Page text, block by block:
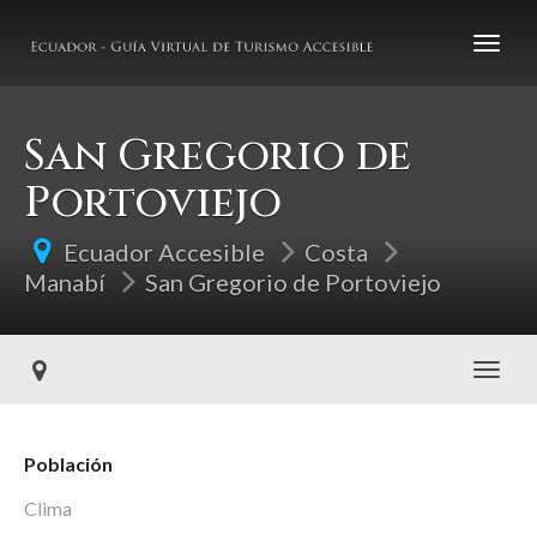
San Gregorio de
Portoviejo
Ecuador Accesible
Costa
Manabí
San Gregorio de Portoviejo
Población
Clima